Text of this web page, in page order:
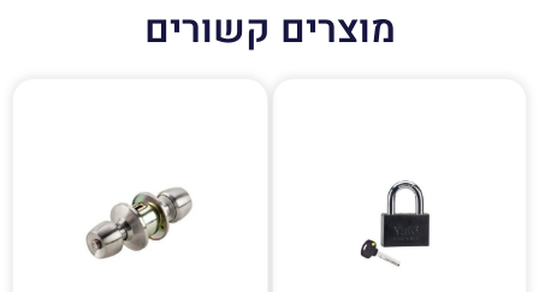
מוצרים קשורים